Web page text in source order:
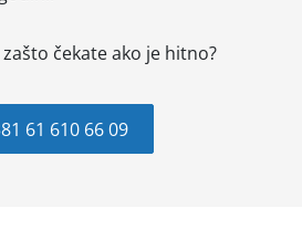
čekate ako je hitno?
61 610 66 09